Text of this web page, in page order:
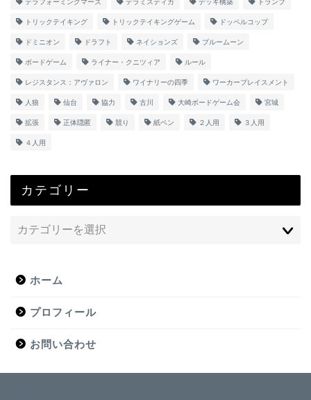
テラフォーミングマーズ テラミスティカ デッキ構築 トランプ
トリックテイキング トリックテイキングゲーム ドッペルコップ
ドミニオン ドラフト ネイションズ ブルームーン
ボードゲーム ライナー・クニツィア ルール
レジスタンス：アヴァロン ワイナリーの四季 ワーカープレイスメント
人狼 仙台 協力 古川 大崎ボードゲーム会 宮城
拡張 正体隠匿 競り 紙ペン ２人用 ３人用
４人用
カテゴリー
ホーム
プロフィール
お問い合わせ